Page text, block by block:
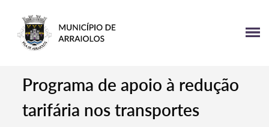
Programa de apoio à redução
tarifária nos transportes